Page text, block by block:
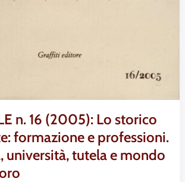
n. 16 (2005): Lo storico
formazione e professioni.
università, tutela e mondo